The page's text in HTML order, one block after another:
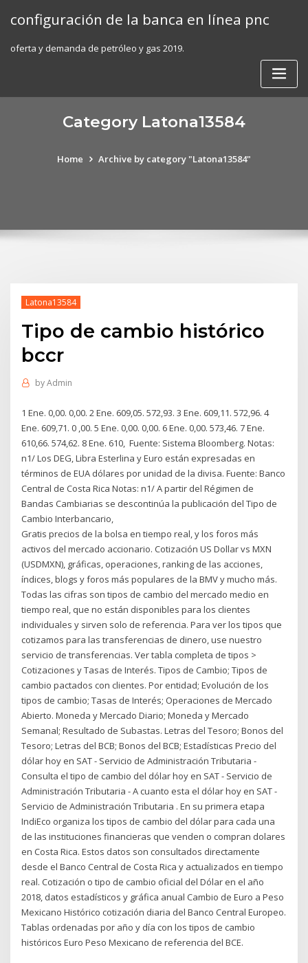
configuración de la banca en línea pnc
oferta y demanda de petróleo y gas 2019.
Category Latona13584
Home Archive by category "Latona13584"
Latona13584
Tipo de cambio histórico
bccr
byAdmin
1 Ene. 0,00. 0,00. 2 Ene. 609,05. 572,93. 3 Ene. 609,11. 572,96. 4
Ene. 609,71. 0 ,00. 5 Ene. 0,00. 0,00. 6 Ene. 0,00. 573,46. 7 Ene.
610,66. 574,62. 8 Ene. 610, Fuente: Sistema Bloomberg. Notas:
n1/ Los DEG, Libra Esterlina y Euro están expresadas en
términos de EUA dólares por unidad de la divisa. Fuente: Banco
Central de Costa Rica Notas: n1/ A partir del Régimen de
Bandas Cambiarias se descontinúa la publicación del Tipo de
Cambio Interbancario,
Gratis precios de la bolsa en tiempo real, y los foros más
activos del mercado accionario. Cotización US Dollar vs MXN
(USDMXN), gráficas, operaciones, ranking de las acciones,
índices, blogs y foros más populares de la BMV y mucho más.
Todas las cifras son tipos de cambio del mercado medio en
tiempo real, que no están disponibles para los clientes
individuales y sirven solo de referencia. Para ver los tipos que
cotizamos para las transferencias de dinero, use nuestro
servicio de transferencias. Ver tabla completa de tipos >
Cotizaciones y Tasas de Interés. Tipos de Cambio; Tipos de
cambio pactados con clientes. Por entidad; Evolución de los
tipos de cambio; Tasas de Interés; Operaciones de Mercado
Abierto. Moneda y Mercado Diario; Moneda y Mercado
Semanal; Resultado de Subastas. Letras del Tesoro; Bonos del
Tesoro; Letras del BCB; Bonos del BCB; Estadísticas Precio del
dólar hoy en SAT - Servicio de Administración Tributaria -
Consulta el tipo de cambio del dólar hoy en SAT - Servicio de
Administración Tributaria - A cuanto esta el dólar hoy en SAT -
Servicio de Administración Tributaria . En su primera etapa
IndiEco organiza los tipos de cambio del dólar para cada una
de las instituciones financieras que venden o compran dolares
en Costa Rica. Estos datos son consultados directamente
desde el Banco Central de Costa Rica y actualizados en tiempo
real. Cotización o tipo de cambio oficial del Dólar en el año
2018, datos estadísticos y gráfica anual Cambio de Euro a Peso
Mexicano Histórico cotización diaria del Banco Central Europeo.
Tablas ordenadas por año y día con los tipos de cambio
históricos Euro Peso Mexicano de referencia del BCE.